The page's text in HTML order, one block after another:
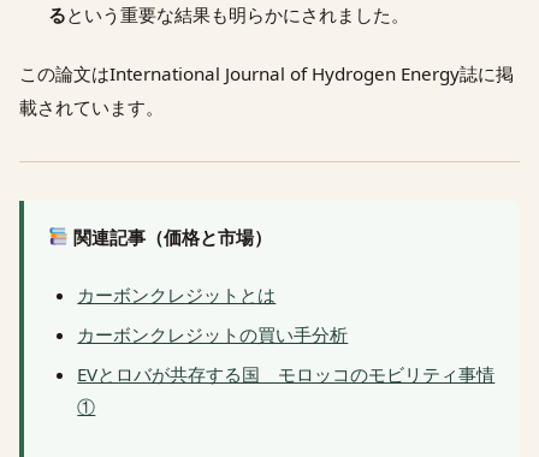
るという重要な結果も明らかにされました。
この論文はInternational Journal of Hydrogen Energy誌に掲
載されています。
関連記事（価格と市場）
カーボンクレジットとは
カーボンクレジットの買い手分析
EVとロバが共存する国 モロッコのモビリティ事情
①